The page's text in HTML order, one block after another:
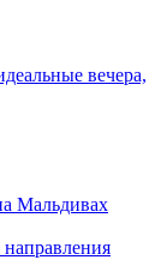
вечера,
Мальдивах
направления